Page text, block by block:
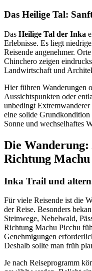
Das Heilige Tal:
Das Heilige Tal der Inka
Erlebnisse. Es liegt
Reisende angenehmer.
Chinchero zeigen
Landwirtschaft und
Hier führen Wanderungen
Aussichtspunkten oder
unbedingt
eine solide
Sonne und wechselhaftes
Die
Richtung
Inka Trail und
Für viele Reisende ist die
der Reise. Besonders
Steinwege, Nebelwald,
Richtung Machu Picchu
Genehmigungen
Deshalb sollte man früh
Je nach Reiseprogramm